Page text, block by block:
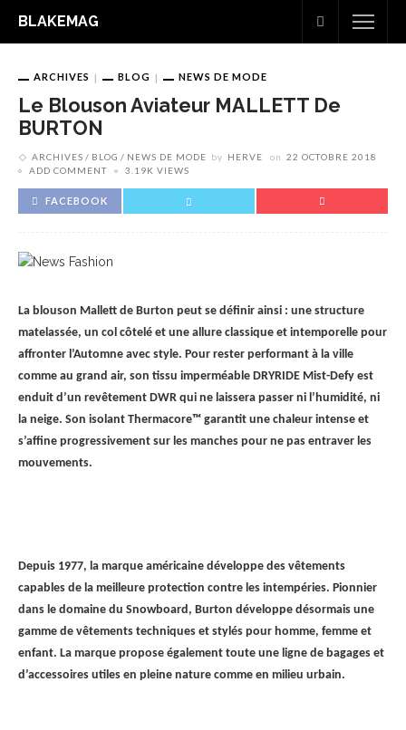
BLAKEMAG
ARCHIVES BLOG NEWS DE MODE
Le Blouson Aviateur MALLETT De
BURTON
ARCHIVES BLOG NEWS DE MODE by HERVE on 22 OCTOBRE 2018
ADD COMMENT
3.19K VIEWS
FACEBOOK
La blouson Mallett de Burton peut se définir ainsi : une structure
matelassée, un col côtelé et une allure classique et intemporelle pour
affronter l’Automne avec style. Pour rester performant à la ville
comme au grand air, son tissu imperméable DRYRIDE Mist-Defy est
enduit d’un revêtement DWR qui ne laissera passer ni l’humidité, ni
la neige. Son isolant Thermacore™ garantit une chaleur intense et
s’affine progressivement sur les manches pour ne pas entraver les
mouvements.
Depuis 1977, la marque américaine développe des vêtements
capables de la meilleure protection contre les intempéries. Pionnier
dans le domaine du Snowboard, Burton développe désormais une
gamme de vêtements techniques et stylés pour homme, femme et
enfant. La marque propose également toute une ligne de bagages et
d’accessoires utiles en pleine nature comme en milieu urbain.